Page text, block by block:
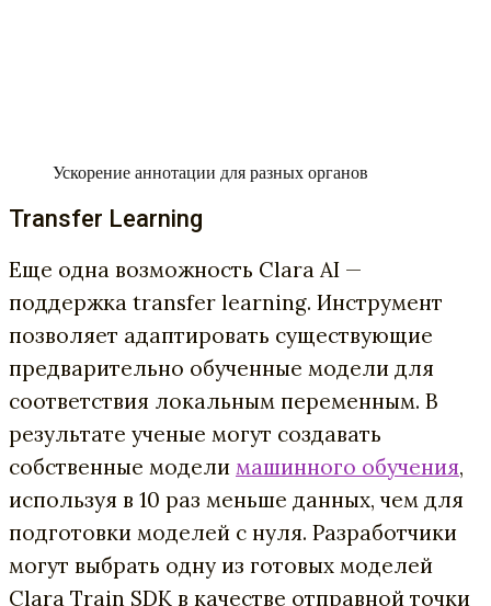
Ускорение аннотации для разных органов
Transfer Learning
Еще одна возможность Clara AI —
поддержка transfer learning. Инструмент
позволяет адаптировать существующие
предварительно обученные модели для
соответствия локальным переменным. В
результате ученые могут создавать
собственные модели машинного обучения,
используя в 10 раз меньше данных, чем для
подготовки моделей с нуля. Разработчики
могут выбрать одну из готовых моделей
Clara Train SDK в качестве отправной точки